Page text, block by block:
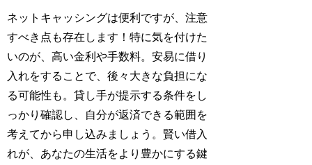
ネットキャッシングは便利ですが、注意
すべき点も存在します！特に気を付けた
いのが、高い金利や手数料。安易に借り
入れをすることで、後々大きな負担にな
る可能性も。貸し手が提示する条件をし
っかり確認し、自分が返済できる範囲を
考えてから申し込みましょう。賢い借入
れが、あなたの生活をより豊かにする鍵